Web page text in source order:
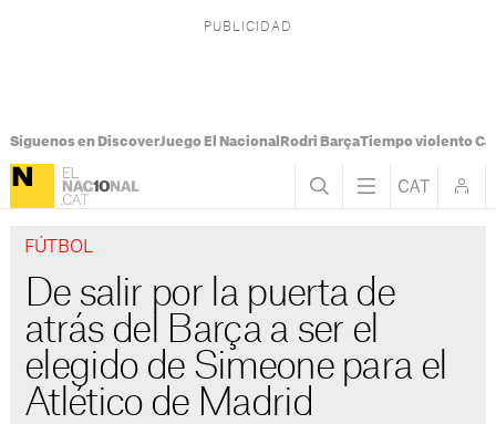
Síguenos en DiscoverJuego El Nacional Rodri BarçaTiempo violento
FÚTBOL
De salir por la puerta de
atrás del Barça a ser el
elegido de Simeone para el
Atlético de Madrid